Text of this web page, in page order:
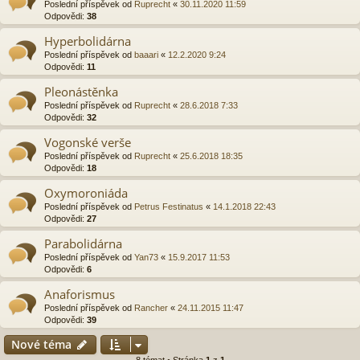
Poslední příspěvek od Ruprecht « 30.11.2020 11:59
Odpovědi: 38
Hyperbolidárna
Poslední příspěvek od baaari « 12.2.2020 9:24
Odpovědi: 11
Pleonástěnka
Poslední příspěvek od Ruprecht « 28.6.2018 7:33
Odpovědi: 32
Vogonské verše
Poslední příspěvek od Ruprecht « 25.6.2018 18:35
Odpovědi: 18
Oxymoroniáda
Poslední příspěvek od Petrus Festinatus « 14.1.2018 22:43
Odpovědi: 27
Parabolidárna
Poslední příspěvek od Yan73 « 15.9.2017 11:53
Odpovědi: 6
Anaforismus
Poslední příspěvek od Rancher « 24.11.2015 11:47
Odpovědi: 39
Nové téma